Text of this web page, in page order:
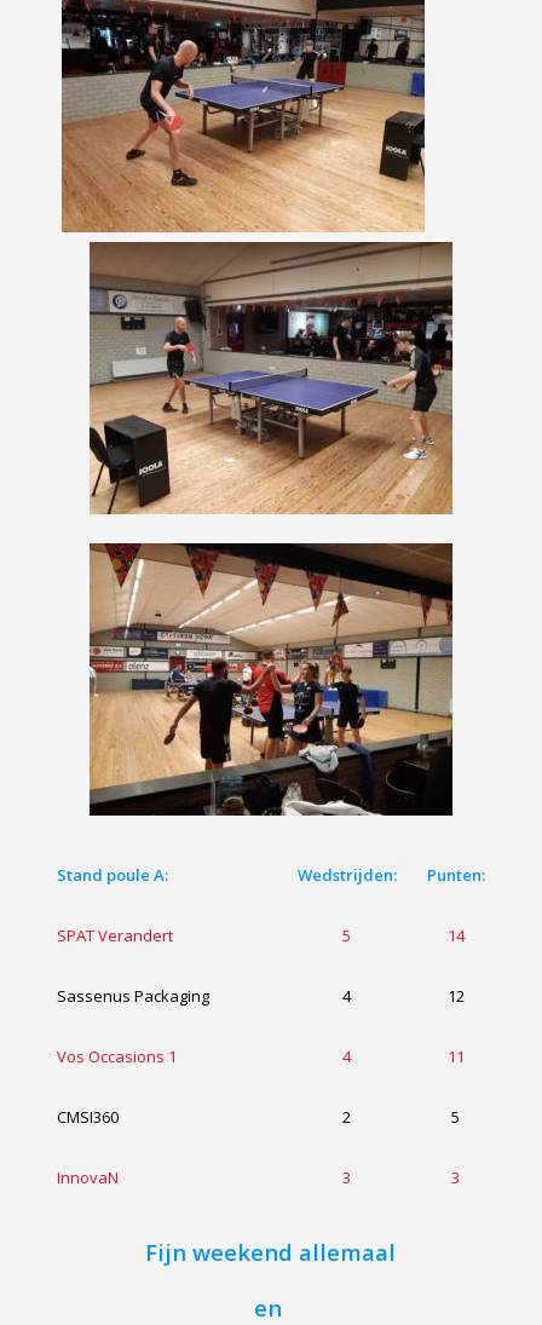
Stand poule A: Wedstrijden: Punten:
SPAT Verandert 5 14
Sassenus Packaging 4 12
Vos Occasions 1 4 11
CMSI360 2 5
InnovaN 3 3
Fijn weekend allemaal
en